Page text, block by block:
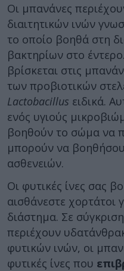
Οι μπανάνες
διαιτητικών ινών
το οποίο βοηθά στη
βακτηρίων στο
βρίσκεται στις
των προβιοτικών
Lactobacillus ειδικά.
ενός υγιούς
βοηθούν το σώμα να
μπορούν να
ασθενειών.
Οι φυτικές ίνες σας
αισθάνεστε χορτάτοι
διάστημα. Σε
περιέχουν
φυτικών ινών, οι
φυτικές ίνες που